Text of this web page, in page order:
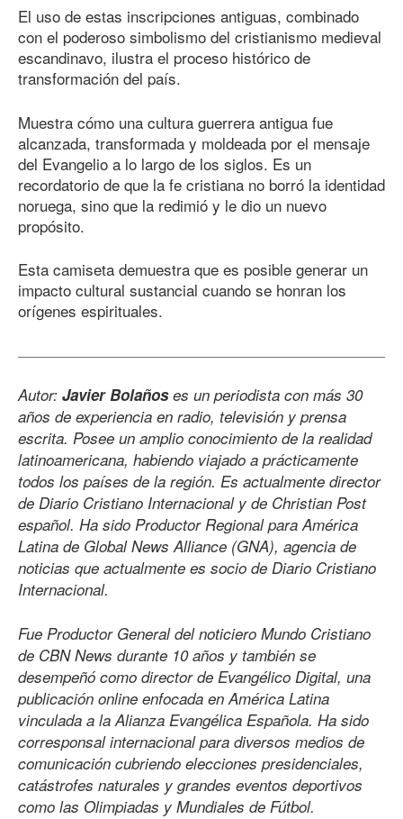
El uso de estas inscripciones antiguas, combinado
con el poderoso simbolismo del cristianismo medieval
escandinavo, ilustra el proceso histórico de
transformación del país.
Muestra cómo una cultura guerrera antigua fue
alcanzada, transformada y moldeada por el mensaje
del Evangelio a lo largo de los siglos. Es un
recordatorio de que la fe cristiana no borró la identidad
noruega, sino que la redimió y le dio un nuevo
propósito.
Esta camiseta demuestra que es posible generar un
impacto cultural sustancial cuando se honran los
orígenes espirituales.
Autor: Javier Bolañoses un periodista con más 30
años de experiencia en radio, televisión y prensa
escrita. Posee un amplio conocimiento de la realidad
latinoamericana, habiendo viajado a prácticamente
todos los países de la región. Es actualmente director
de Diario Cristiano Internacional y de Christian Post
español. Ha sido Productor Regional para América
Latina de Global News Alliance (GNA), agencia de
noticias que actualmente es socio de Diario Cristiano
Internacional.
Fue Productor General del noticiero Mundo Cristiano
de CBN News durante 10 años y también se
desempeñó como director de Evangélico Digital, una
publicación online enfocada en América Latina
vinculada a la Alianza Evangélica Española. Ha sido
corresponsal internacional para diversos medios de
comunicación cubriendo elecciones presidenciales,
catástrofes naturales y grandes eventos deportivos
como las Olimpiadas y Mundiales de Fútbol.